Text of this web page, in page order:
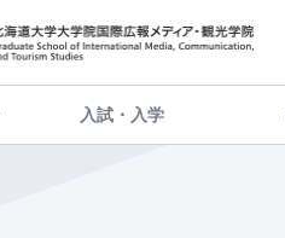
入試・入学